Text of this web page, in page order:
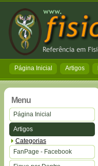
Página Inicial Artigos
Menu
Página Inicial
Artigos
Categorias
FanPage - Facebook